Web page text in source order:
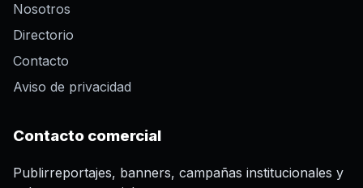
Nosotros
Directorio
Contacto
Aviso de privacidad
Contacto comercial
Publirreportajes, banners, campañas institucionales y